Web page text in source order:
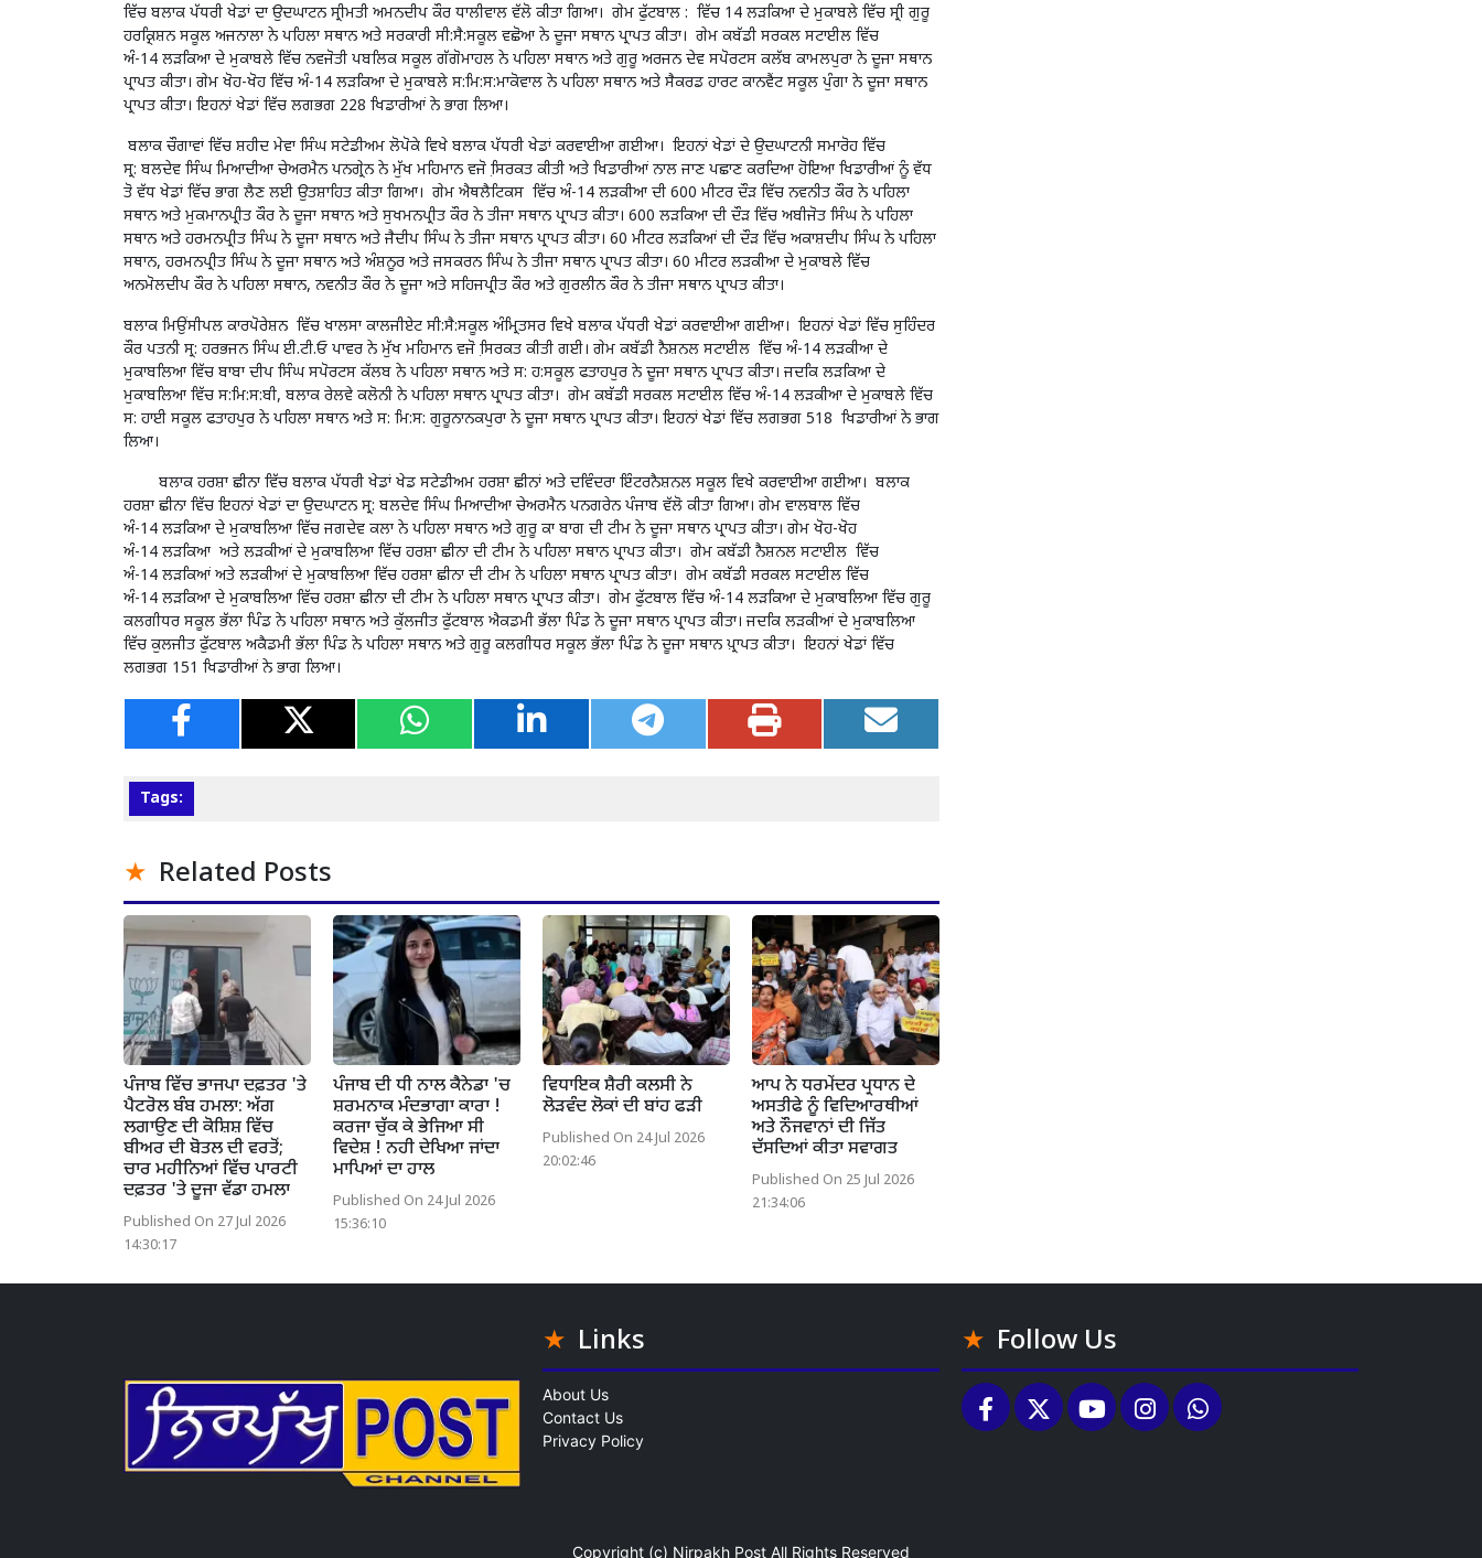
ਵਿੱਚ ਬਲਾਕ ਪੱਧਰੀ ਖੇਡਾਂ ਦਾ ਉਦਘਾਟਨ ਸ੍ਰੀਮਤੀ ਅਮਨਦੀਪ ਕੌਰ ਧਾਲੀਵਾਲ ਵੱਲੋ ਕੀਤਾ ਗਿਆ। ਗੇਮ ਫੁੱਟਬਾਲ : ਵਿੱਚ 14 ਲੜਕਿਆ ਦੇ ਮੁਕਾਬਲੇ ਵਿੱਚ ਸ੍ਰੀ ਗੁਰੂ
ਹਰਕ੍ਰਿਸ਼ਨ ਸਕੂਲ ਅਜਨਾਲਾ ਨੇ ਪਹਿਲਾ ਸਥਾਨ ਅਤੇ ਸਰਕਾਰੀ ਸੀ:ਸੈ:ਸਕੂਲ ਵਛੋਆ ਨੇ ਦੂਜਾ ਸਥਾਨ ਪ੍ਰਾਪਤ ਕੀਤਾ। ਗੇਮ ਕਬੱਡੀ ਸਰਕਲ ਸਟਾਈਲ ਵਿੱਚ
ਅੰ-14 ਲੜਕਿਆ ਦੇ ਮੁਕਾਬਲੇ ਵਿੱਚ ਨਵਜੋਤੀ ਪਬਲਿਕ ਸਕੂਲ ਗੱਗੋਮਾਹਲ ਨੇ ਪਹਿਲਾ ਸਥਾਨ ਅਤੇ ਗੁਰੂ ਅਰਜਨ ਦੇਵ ਸਪੋਰਟਸ ਕਲੱਬ ਕਾਮਲਪੁਰਾ ਨੇ ਦੂਜਾ ਸਥਾਨ
ਪ੍ਰਾਪਤ ਕੀਤਾ। ਗੇਮ ਖੋਹ-ਖੋਹ ਵਿੱਚ ਅੰ-14 ਲੜਕਿਆ ਦੇ ਮੁਕਾਬਲੇ ਸ:ਮਿ:ਸ:ਮਾਕੋਵਾਲ ਨੇ ਪਹਿਲਾ ਸਥਾਨ ਅਤੇ ਸੈਕਰਡ ਹਾਰਟ ਕਾਨਵੈਂਟ ਸਕੂਲ ਪੁੰਗਾ ਨੇ ਦੂਜਾ ਸਥਾਨ
ਪ੍ਰਾਪਤ ਕੀਤਾ। ਇਹਨਾਂ ਖੇਡਾਂ ਵਿੱਚ ਲਗਭਗ 228 ਖਿਡਾਰੀਆਂ ਨੇ ਭਾਗ ਲਿਆ।
ਬਲਾਕ ਚੌਗਾਵਾਂ ਵਿੱਚ ਸ਼ਹੀਦ ਮੇਵਾ ਸਿੰਘ ਸਟੇਡੀਅਮ ਲੋਪੋਕੇ ਵਿਖੇ ਬਲਾਕ ਪੱਧਰੀ ਖੇਡਾਂ ਕਰਵਾਈਆ ਗਈਆ। ਇਹਨਾਂ ਖੇਡਾਂ ਦੇ ਉਦਘਾਟਨੀ ਸਮਾਰੋਹ ਵਿੱਚ
ਸ੍ਰ: ਬਲਦੇਵ ਸਿੰਘ ਮਿਆਦੀਆ ਚੇਅਰਮੈਨ ਪਨਗ੍ਰੇਨ ਨੇ ਮੁੱਖ ਮਹਿਮਾਨ ਵਜੋ ਸਿ਼ਰਕਤ ਕੀਤੀ ਅਤੇ ਖਿਡਾਰੀਆਂ ਨਾਲ ਜਾਣ ਪਛਾਣ ਕਰਦਿਆ ਹੋਇਆ ਖਿਡਾਰੀਆਂ ਨੂੰ ਵੱਧ
ਤੋ ਵੱਧ ਖੇਡਾਂ ਵਿੱਚ ਭਾਗ ਲੈਣ ਲਈ ਉਤਸ਼ਾਹਿਤ ਕੀਤਾ ਗਿਆ। ਗੇਮ ਐਥਲੈਟਿਕਸ ਵਿੱਚ ਅੰ-14 ਲੜਕੀਆ ਦੀ 600 ਮੀਟਰ ਦੌੜ ਵਿੱਚ ਨਵਨੀਤ ਕੌਰ ਨੇ ਪਹਿਲਾ
ਸਥਾਨ ਅਤੇ ਮੁਕਮਾਨਪ੍ਰੀਤ ਕੌਰ ਨੇ ਦੂਜਾ ਸਥਾਨ ਅਤੇ ਸੁਖਮਨਪ੍ਰੀਤ ਕੌਰ ਨੇ ਤੀਜਾ ਸਥਾਨ ਪ੍ਰਾਪਤ ਕੀਤਾ। 600 ਲੜਕਿਆ ਦੀ ਦੌੜ ਵਿੱਚ ਅਬੀਜੋਤ ਸਿੰਘ ਨੇ ਪਹਿਲਾ
ਸਥਾਨ ਅਤੇ ਹਰਮਨਪ੍ਰੀਤ ਸਿੰਘ ਨੇ ਦੂਜਾ ਸਥਾਨ ਅਤੇ ਜੈਦੀਪ ਸਿੰਘ ਨੇ ਤੀਜਾ ਸਥਾਨ ਪ੍ਰਾਪਤ ਕੀਤਾ। 60 ਮੀਟਰ ਲੜਕਿਆਂ ਦੀ ਦੌੜ ਵਿੱਚ ਅਕਾਸ਼ਦੀਪ ਸਿੰਘ ਨੇ ਪਹਿਲਾ
ਸਥਾਨ, ਹਰਮਨਪ੍ਰੀਤ ਸਿੰਘ ਨੇ ਦੂਜਾ ਸਥਾਨ ਅਤੇ ਅੰਸ਼ਨੂਰ ਅਤੇ ਜਸਕਰਨ ਸਿੰਘ ਨੇ ਤੀਜਾ ਸਥਾਨ ਪ੍ਰਾਪਤ ਕੀਤਾ। 60 ਮੀਟਰ ਲੜਕੀਆ ਦੇ ਮੁਕਾਬਲੇ ਵਿੱਚ
ਅਨਮੋਲਦੀਪ ਕੌਰ ਨੇ ਪਹਿਲਾ ਸਥਾਨ, ਨਵਨੀਤ ਕੌਰ ਨੇ ਦੂਜਾ ਅਤੇ ਸਹਿਜਪ੍ਰੀਤ ਕੌਰ ਅਤੇ ਗੁਰਲੀਨ ਕੌਰ ਨੇ ਤੀਜਾ ਸਥਾਨ ਪ੍ਰਾਪਤ ਕੀਤਾ।
ਬਲਾਕ ਮਿਉਂਸੀਪਲ ਕਾਰਪੋਰੇਸ਼ਨ ਵਿੱਚ ਖਾਲਸਾ ਕਾਲਜੀਏਟ ਸੀ:ਸੈ:ਸਕੂਲ ਅੰਮ੍ਰਿਤਸਰ ਵਿਖੇ ਬਲਾਕ ਪੱਧਰੀ ਖੇਡਾਂ ਕਰਵਾਈਆ ਗਈਆ। ਇਹਨਾਂ ਖੇਡਾਂ ਵਿੱਚ ਸੁਹਿੰਦਰ
ਕੌਰ ਪਤਨੀ ਸ੍ਰ: ਹਰਭਜਨ ਸਿੰਘ ਈ.ਟੀ.ਓ ਪਾਵਰ ਨੇ ਮੁੱਖ ਮਹਿਮਾਨ ਵਜੋ ਸਿ਼ਰਕਤ ਕੀਤੀ ਗਈ। ਗੇਮ ਕਬੱਡੀ ਨੈਸ਼ਨਲ ਸਟਾਈਲ ਵਿੱਚ ਅੰ-14 ਲੜਕੀਆ ਦੇ
ਮੁਕਾਬਲਿਆ ਵਿੱਚ ਬਾਬਾ ਦੀਪ ਸਿੰਘ ਸਪੋਰਟਸ ਕੱਲਬ ਨੇ ਪਹਿਲਾ ਸਥਾਨ ਅਤੇ ਸ: ਹ:ਸਕੂਲ ਫਤਾਹਪੁਰ ਨੇ ਦੂਜਾ ਸਥਾਨ ਪ੍ਰਾਪਤ ਕੀਤਾ। ਜਦਕਿ ਲੜਕਿਆ ਦੇ
ਮੁਕਾਬਲਿਆ ਵਿੱਚ ਸ:ਮਿ:ਸ:ਬੀ, ਬਲਾਕ ਰੇਲਵੇ ਕਲੋਨੀ ਨੇ ਪਹਿਲਾ ਸਥਾਨ ਪ੍ਰਾਪਤ ਕੀਤਾ। ਗੇਮ ਕਬੱਡੀ ਸਰਕਲ ਸਟਾਈਲ ਵਿੱਚ ਅੰ-14 ਲੜਕੀਆ ਦੇ ਮੁਕਾਬਲੇ ਵਿੱਚ
ਸ: ਹਾਈ ਸਕੂਲ ਫਤਾਹਪੁਰ ਨੇ ਪਹਿਲਾ ਸਥਾਨ ਅਤੇ ਸ: ਮਿ:ਸ: ਗੁਰੂਨਾਨਕਪੁਰਾ ਨੇ ਦੂਜਾ ਸਥਾਨ ਪ੍ਰਾਪਤ ਕੀਤਾ। ਇਹਨਾਂ ਖੇਡਾਂ ਵਿੱਚ ਲਗਭਗ 518 ਖਿਡਾਰੀਆਂ ਨੇ ਭਾਗ
ਲਿਆ।
ਬਲਾਕ ਹਰਸ਼ਾ ਛੀਨਾ ਵਿੱਚ ਬਲਾਕ ਪੱਧਰੀ ਖੇਡਾਂ ਖੇਡ ਸਟੇਡੀਅਮ ਹਰਸ਼ਾ ਛੀਨਾਂ ਅਤੇ ਦਵਿੰਦਰਾ ਇੰਟਰਨੈਸ਼ਨਲ ਸਕੂਲ ਵਿਖੇ ਕਰਵਾਈਆ ਗਈਆ। ਬਲਾਕ
ਹਰਸ਼ਾ ਛੀਨਾ ਵਿੱਚ ਇਹਨਾਂ ਖੇਡਾਂ ਦਾ ਉਦਘਾਟਨ ਸ੍ਰ: ਬਲਦੇਵ ਸਿੰਘ ਮਿਆਦੀਆ ਚੇਅਰਮੈਨ ਪਨਗਰੇਨ ਪੰਜਾਬ ਵੱਲੋ ਕੀਤਾ ਗਿਆ। ਗੇਮ ਵਾਲਬਾਲ ਵਿੱਚ
ਅੰ-14 ਲੜਕਿਆ ਦੇ ਮੁਕਾਬਲਿਆ ਵਿੱਚ ਜਗਦੇਵ ਕਲਾ ਨੇ ਪਹਿਲਾ ਸਥਾਨ ਅਤੇ ਗੁਰੂ ਕਾ ਬਾਗ ਦੀ ਟੀਮ ਨੇ ਦੂਜਾ ਸਥਾਨ ਪ੍ਰਾਪਤ ਕੀਤਾ। ਗੇਮ ਖੋਹ-ਖੋਹ
ਅੰ-14 ਲੜਕਿਆ ਅਤੇ ਲੜਕੀਆਂ ਦੇ ਮੁਕਾਬਲਿਆ ਵਿੱਚ ਹਰਸ਼ਾ ਛੀਨਾ ਦੀ ਟੀਮ ਨੇ ਪਹਿਲਾ ਸਥਾਨ ਪ੍ਰਾਪਤ ਕੀਤਾ। ਗੇਮ ਕਬੱਡੀ ਨੈਸ਼ਨਲ ਸਟਾਈਲ ਵਿੱਚ
ਅੰ-14 ਲੜਕਿਆਂ ਅਤੇ ਲੜਕੀਆਂ ਦੇ ਮੁਕਾਬਲਿਆ ਵਿੱਚ ਹਰਸ਼ਾ ਛੀਨਾ ਦੀ ਟੀਮ ਨੇ ਪਹਿਲਾ ਸਥਾਨ ਪ੍ਰਾਪਤ ਕੀਤਾ। ਗੇਮ ਕਬੱਡੀ ਸਰਕਲ ਸਟਾਈਲ ਵਿੱਚ
ਅੰ-14 ਲੜਕਿਆ ਦੇ ਮੁਕਾਬਲਿਆ ਵਿੱਚ ਹਰਸ਼ਾ ਛੀਨਾ ਦੀ ਟੀਮ ਨੇ ਪਹਿਲਾ ਸਥਾਨ ਪ੍ਰਾਪਤ ਕੀਤਾ। ਗੇਮ ਫੁੱਟਬਾਲ ਵਿੱਚ ਅੰ-14 ਲੜਕਿਆ ਦੇ ਮੁਕਾਬਲਿਆ ਵਿੱਚ ਗੁਰੂ
ਕਲਗੀਧਰ ਸਕੂਲ ਭੱਲਾ ਪਿੰਡ ਨੇ ਪਹਿਲਾ ਸਥਾਨ ਅਤੇ ਕੁੱਲਜੀਤ ਫੁੱਟਬਾਲ ਐਕਡਮੀ ਭੱਲਾ ਪਿੰਡ ਨੇ ਦੂਜਾ ਸਥਾਨ ਪ੍ਰਾਪਤ ਕੀਤਾ। ਜਦਕਿ ਲੜਕੀਆਂ ਦੇ ਮੁਕਾਬਲਿਆ
ਵਿੱਚ ਕੁਲਜੀਤ ਫੁੱਟਬਾਲ ਅਕੈਡਮੀ ਭੱਲਾ ਪਿੰਡ ਨੇ ਪਹਿਲਾ ਸਥਾਨ ਅਤੇ ਗੁਰੂ ਕਲਗੀਧਰ ਸਕੂਲ ਭੱਲਾ ਪਿੰਡ ਨੇ ਦੂਜਾ ਸਥਾਨ ਪ਼੍ਰਾਪਤ ਕੀਤਾ। ਇਹਨਾਂ ਖੇਡਾਂ ਵਿੱਚ
ਲਗਭਗ 151 ਖਿਡਾਰੀਆਂ ਨੇ ਭਾਗ ਲਿਆ।
Tags:
Related Posts
ਪੰਜਾਬ ਵਿੱਚ ਭਾਜਪਾ ਦਫ਼ਤਰ 'ਤੇ
ਪੈਟਰੋਲ ਬੰਬ ਹਮਲਾ: ਅੱਗ
ਲਗਾਉਣ ਦੀ ਕੋਸ਼ਿਸ਼ ਵਿੱਚ
ਬੀਅਰ ਦੀ ਬੋਤਲ ਦੀ ਵਰਤੋਂ;
ਚਾਰ ਮਹੀਨਿਆਂ ਵਿੱਚ ਪਾਰਟੀ
ਦਫ਼ਤਰ 'ਤੇ ਦੂਜਾ ਵੱਡਾ ਹਮਲਾ
Published On 27 Jul 2026
14:30:17
ਪੰਜਾਬ ਦੀ ਧੀ ਨਾਲ ਕੈਨੇਡਾ 'ਚ
ਸ਼ਰਮਨਾਕ ਮੰਦਭਾਗਾ ਕਾਰਾ !
ਕਰਜਾ ਚੁੱਕ ਕੇ ਭੇਜਿਆ ਸੀ
ਵਿਦੇਸ਼ ! ਨਹੀ ਦੇਖਿਆ ਜਾਂਦਾ
ਮਾਪਿਆਂ ਦਾ ਹਾਲ
Published On 24 Jul 2026
15:36:10
ਵਿਧਾਇਕ ਸ਼ੈਰੀ ਕਲਸੀ ਨੇ
ਲੋੜਵੰਦ ਲੋਕਾਂ ਦੀ ਬਾਂਹ ਫੜੀ
Published On 24 Jul 2026
20:02:46
ਆਪ ਨੇ ਧਰਮੇਂਦਰ ਪ੍ਰਧਾਨ ਦੇ
ਅਸਤੀਫੇ ਨੂੰ ਵਿਦਿਆਰਥੀਆਂ
ਅਤੇ ਨੌਜਵਾਨਾਂ ਦੀ ਜਿੱਤ
ਦੱਸਦਿਆਂ ਕੀਤਾ ਸਵਾਗਤ
Published On 25 Jul 2026
21:34:06
Links
About Us
Contact Us
Privacy Policy
Follow Us
Copyright (c) Nirpakh Post All Rights Reserved